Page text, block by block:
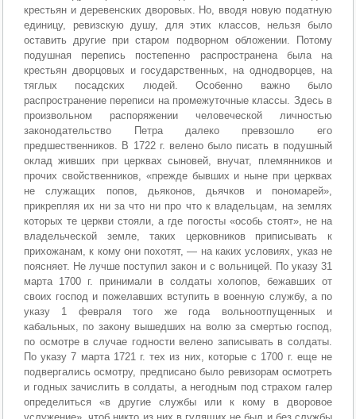
крестьян и деревенских дворовых. Но, вводя новую податную
единицу, ревизскую душу, для этих классов, нельзя было
оставить другие при старом подворном обложении. Потому
подушная перепись постепенно распространена была на
крестьян дворцовых и государственных, на однодворцев, на
тяглых посадских людей. Особенно важно было
распространение переписи на промежуточные классы. Здесь в
произвольном распоряжении человеческой личностью
законодательство Петра далеко превзошло его
предшественников. В 1722 г. велено было писать в подушный
оклад живших при церквах сыновей, внучат, племянников и
прочих свойственников, «прежде бывших и ныне при церквах
не служащих попов, дьяконов, дьячков и пономарей»,
прикрепляя их ни за что ни про что к владельцам, на землях
которых те церкви стояли, а где погосты «особь стоят», не на
владельческой земле, таких церковников приписывать к
прихожанам, к кому они похотят, — на каких условиях, указ не
поясняет. Не лучше поступил закон и с вольницей. По указу 31
марта 1700 г. принимали в солдаты холопов, бежавших от
своих господ и пожелавших вступить в военную службу, а по
указу 1 февраля того же года вольноотпущенных и
кабальных, по закону вышедших на волю за смертью господ,
по осмотре в случае годности велено записывать в солдаты.
По указу 7 марта 1721 г. тех из них, которые с 1700 г. еще не
подвергались осмотру, предписано было ревизорам осмотреть
и годных зачислить в солдаты, а негодным под страхом галер
определиться «в другие службы или к кому в дворовое